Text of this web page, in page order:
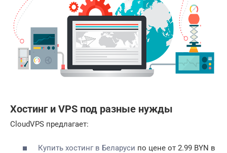
Хостинг и VPS под разные нужды
CloudVPS предлагает:
Купить хостинг в Беларуси по цене от 2.99 BYN в